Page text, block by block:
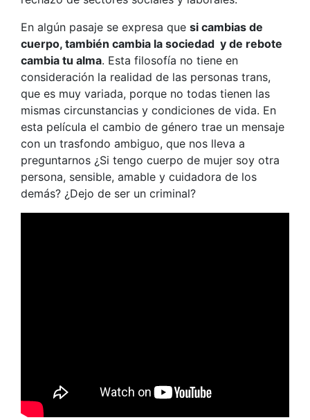
En algún pasaje se expresa que si cambias de
cuerpo, también cambia la sociedad y de rebote
cambia tu alma. Esta filosofía no tiene en
consideración la realidad de las personas trans,
que es muy variada, porque no todas tienen las
mismas circunstancias y condiciones de vida. En
esta película el cambio de género trae un mensaje
con un trasfondo ambiguo, que nos lleva a
preguntarnos ¿Si tengo cuerpo de mujer soy otra
persona, sensible, amable y cuidadora de los
demás? ¿Dejo de ser un criminal?